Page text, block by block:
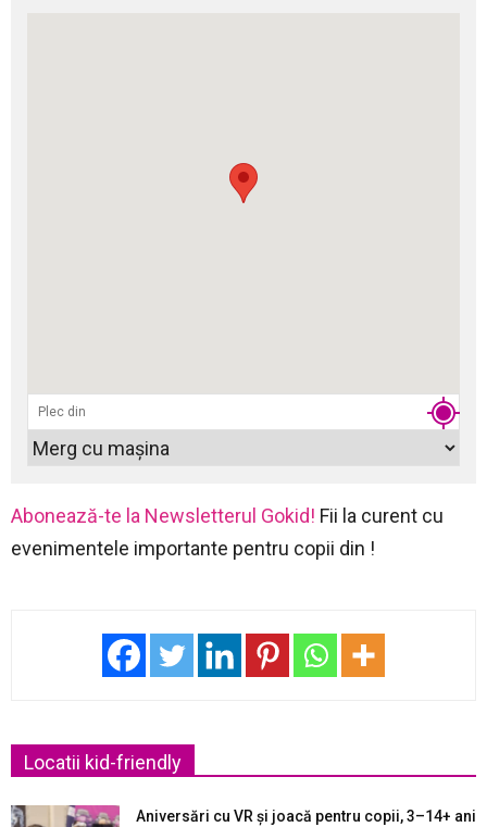
Abonează-te la Newsletterul Gokid! Fii la curent cu
evenimentele importante pentru copii din !
Locatii kid-friendly
Aniversări cu VR și joacă pentru copii, 3–14+ ani